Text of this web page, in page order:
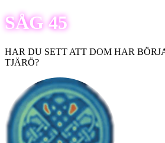
SÅG 45
HAR DU SETT ATT DOM HAR
TJÄRÖ?